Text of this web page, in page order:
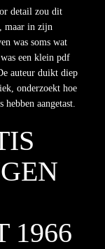
detail zou dit
maar in zijn
was soms wat
een klein pdf
auteur duikt diep
onderzoekt hoe
aangetast.
1966